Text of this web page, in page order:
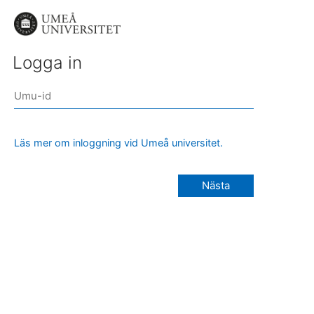
Logga in
Läs mer om inloggning vid Umeå universitet.
Nästa